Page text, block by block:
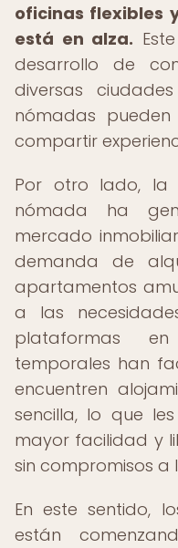
oficinas flexibles
está en alza.
desarrollo de
diversas
nómadas
compartir
Por otro lado, la
nómada ha
mercado
demanda de
apartamentos
a las
plataformas
temporales han
encuentren
sencilla, lo que
mayor facilidad y
sin compromisos a
En este sentido,
están